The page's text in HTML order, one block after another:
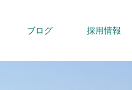
ブログ 採用情報